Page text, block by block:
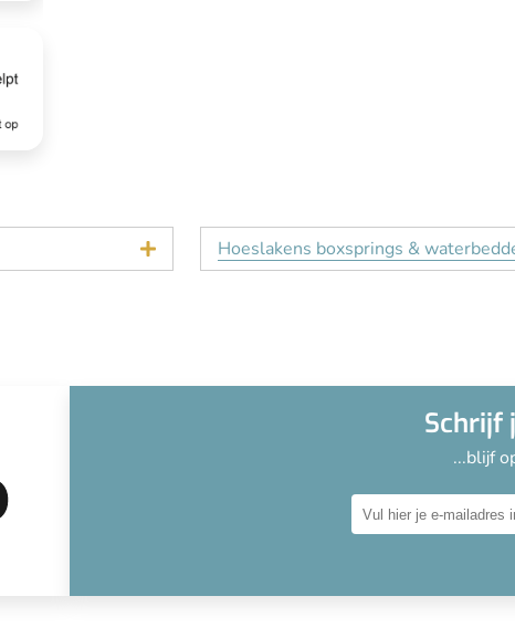
Hoeslakens boxsprings &
Schrijf
...blijf